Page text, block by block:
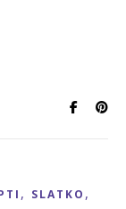
, SLATKO ,